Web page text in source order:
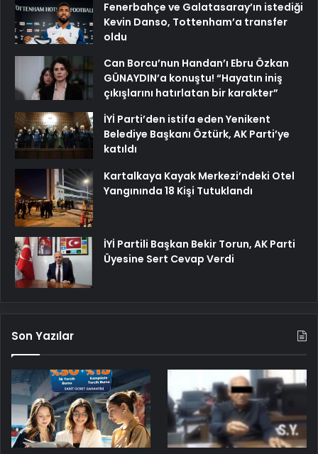
Fenerbahçe ve Galatasaray’ın istediği
Kevin Danso, Tottenham’a transfer
oldu
Can Borcu’nun Handan’ı Ebru Özkan
GÜNAYDIN’a konuştu! “Hayatın iniş
çıkışlarını hatırlatan bir karakter”
İYİ Parti’den istifa eden Yenikent
Belediye Başkanı Öztürk, AK Parti’ye
katıldı
Kartalkaya Kayak Merkezi’ndeki Otel
Yangınında 18 Kişi Tutuklandı
İYİ Partili Başkan Bekir Torun, AK Parti
Üyesine Sert Cevap Verdi
Son Yazılar